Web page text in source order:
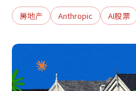
房地产 Anthropic AI股票